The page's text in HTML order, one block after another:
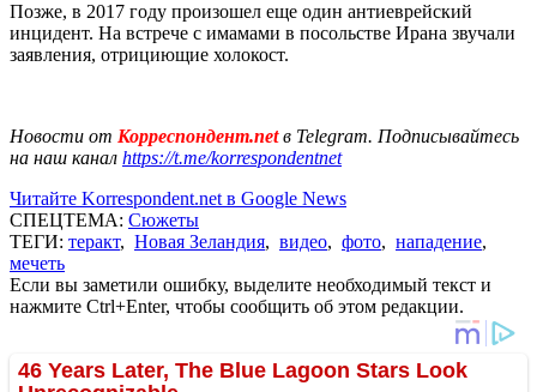
Позже, в 2017 году произошел еще один антиеврейский
инцидент. На встрече с имамами в посольстве Ирана звучали
заявления, отрициющие холокост.
Новости от Корреспондент.netв Telegram. Подписывайтесь
на наш канал https://t.me/korrespondentnet
Читайте Korrespondent.net в Google News
СПЕЦТЕМА: Сюжеты
ТЕГИ: теракт, Новая Зеландия, видео, фото, нападение,
мечеть
Если вы заметили ошибку, выделите необходимый текст и
нажмите Ctrl+Enter, чтобы сообщить об этом редакции.